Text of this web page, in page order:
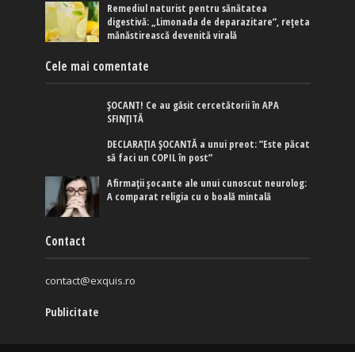
Remediul naturist pentru sănătatea
digestivă: „Limonada de deparazitare”, rețeta
mănăstirească devenită virală
Cele mai comentate
ȘOCANT! Ce au găsit cercetătorii în APA
SFINȚITĂ
DECLARAȚIA ȘOCANTĂ a unui preot: ”Este păcat
să faci un COPIL în post”
Afirmaţii şocante ale unui cunoscut neurolog:
A comparat religia cu o boală mintală
Contact
contact@exquis.ro
Publicitate